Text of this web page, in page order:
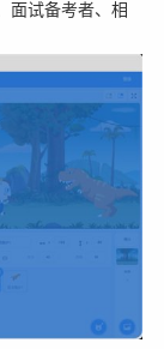
面试备考者、相